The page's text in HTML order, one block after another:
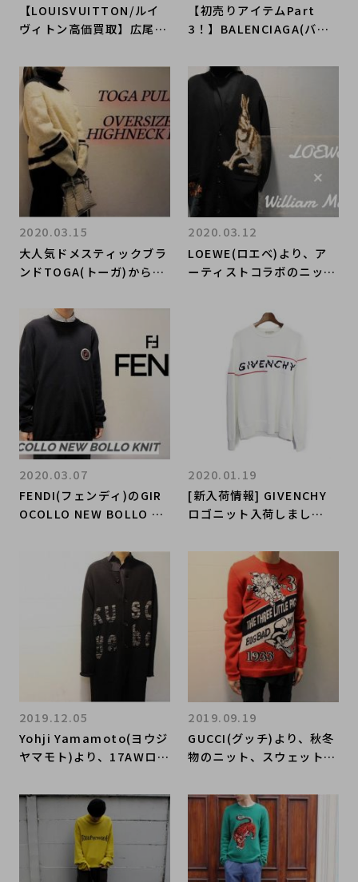
【LOUISVUITTON/ルイ
ヴィトン高価買取】広尾で
お買取・販売はお任せ下さ
い！高価買取ポイントや新
入荷情報をお届けいたしま
す！
​【初売りアイテムPart
3！】BALENCIAGA(バレ
トとニット！！！
大人気ドメスティックブラ
ンドTOGA(トーガ)からト
買取りさせて頂きました！
2020.03.15
LOEWE(ロエベ)より、ア
ーティストコラボのニット
2020.03.12
FENDI(フェンディ)のGIR
OCOLLO NEW BOLLO KN
2020.03.07
[新入荷情報] GIVENCHY
ロゴニット入荷しまし
2020.01.19
Yohji Yamamoto(ヨウジ
ヤマモト)より、17AWロン
いただきました！
2019.12.05
GUCCI(グッチ)より、秋冬
物のニット、スウェットを
した！
2019.09.19